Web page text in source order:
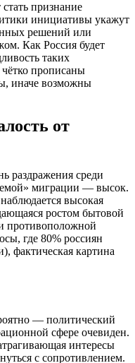
признание
инициативы укажут
решений или
Как Россия будет
таких
прописаны
иначе возможны
от
раздражения среди
миграции — высок.
высокая
ростом бытовой
противоположной
где 80% россиян
фактическая картина
— политический
сфере очевиден.
интересы
с сопротивлением.